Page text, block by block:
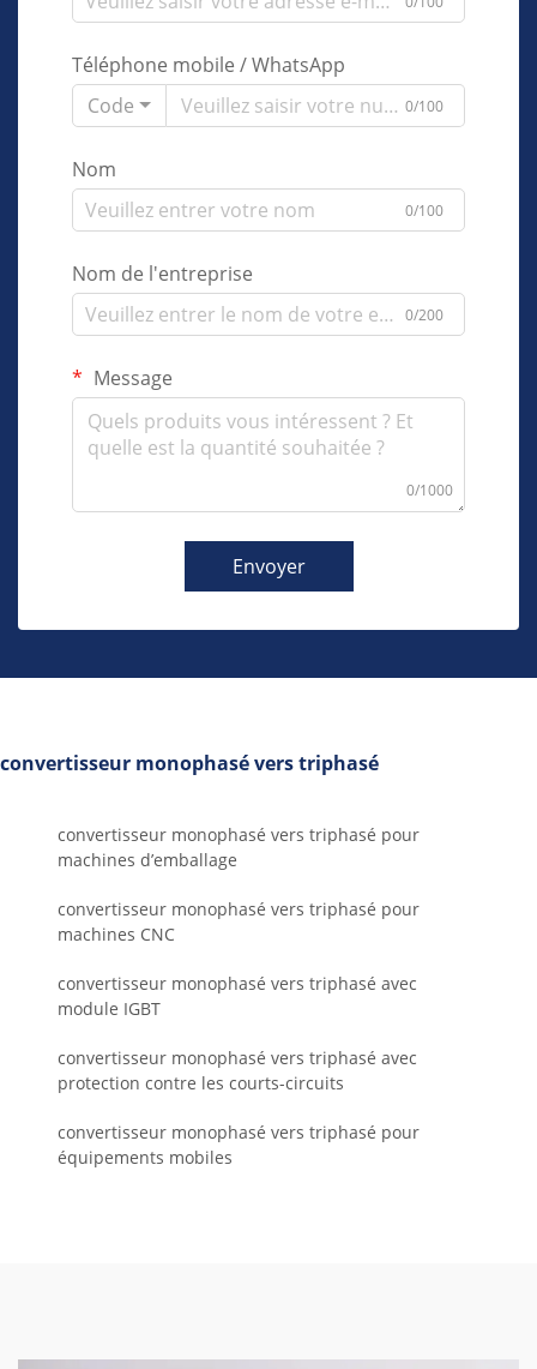
Téléphone mobile / WhatsApp
Code
0/100
Nom
0/100
Nom de l'entreprise
0/200
Message
0/1000
Envoyer
convertisseur monophasé vers triphasé
convertisseur monophasé vers triphasé pour
machines d’emballage
convertisseur monophasé vers triphasé pour
machines CNC
convertisseur monophasé vers triphasé avec
module IGBT
convertisseur monophasé vers triphasé avec
protection contre les courts-circuits
convertisseur monophasé vers triphasé pour
équipements mobiles